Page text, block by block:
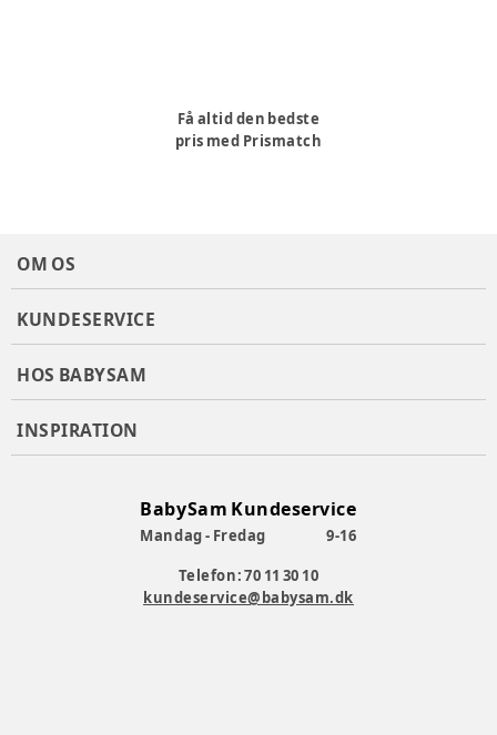
Få altid den bedste
pris med Prismatch
OM OS
KUNDESERVICE
HOS BABYSAM
INSPIRATION
BabySam Kundeservice
Mandag - Fredag
9-16
Telefon: 70 11 30 10
kundeservice@babysam.dk